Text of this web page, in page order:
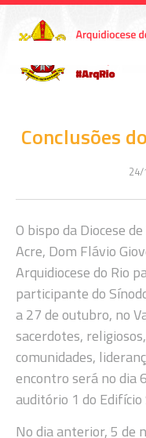
Conclusões
O bispo da Diocese
Acre, Dom Flávio
Arquidiocese do Rio
participante do
a 27 de outubro, no
sacerdotes,
comunidades,
encontro será no dia
auditório 1 do Edifício
No dia anterior, 5 de